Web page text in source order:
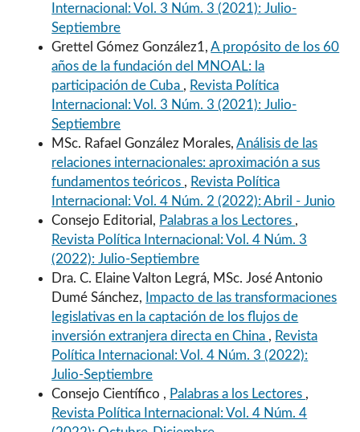
Internacional: Vol. 3 Núm. 3 (2021): Julio-
Septiembre
Grettel Gómez González1,A propósito de los 60
años de la fundación del MNOAL: la
participación de Cuba , Revista Política
Internacional: Vol. 3 Núm. 3 (2021): Julio-
Septiembre
MSc. Rafael González Morales,Análisis de las
relaciones internacionales: aproximación a sus
fundamentos teóricos , Revista Política
Internacional: Vol. 4 Núm. 2 (2022): Abril - Junio
Consejo Editorial, Palabras a los Lectores ,
Revista Política Internacional: Vol. 4 Núm. 3
(2022): Julio-Septiembre
Dra. C. Elaine Valton Legrá, MSc. José Antonio
Dumé Sánchez,
Impacto de las transformaciones
legislativas en la captación de los flujos de
inversión extranjera directa en China , Revista
Política Internacional: Vol. 4 Núm. 3 (2022):
Julio-Septiembre
Consejo Científico , Palabras a los Lectores ,
Revista Política Internacional: Vol. 4 Núm. 4